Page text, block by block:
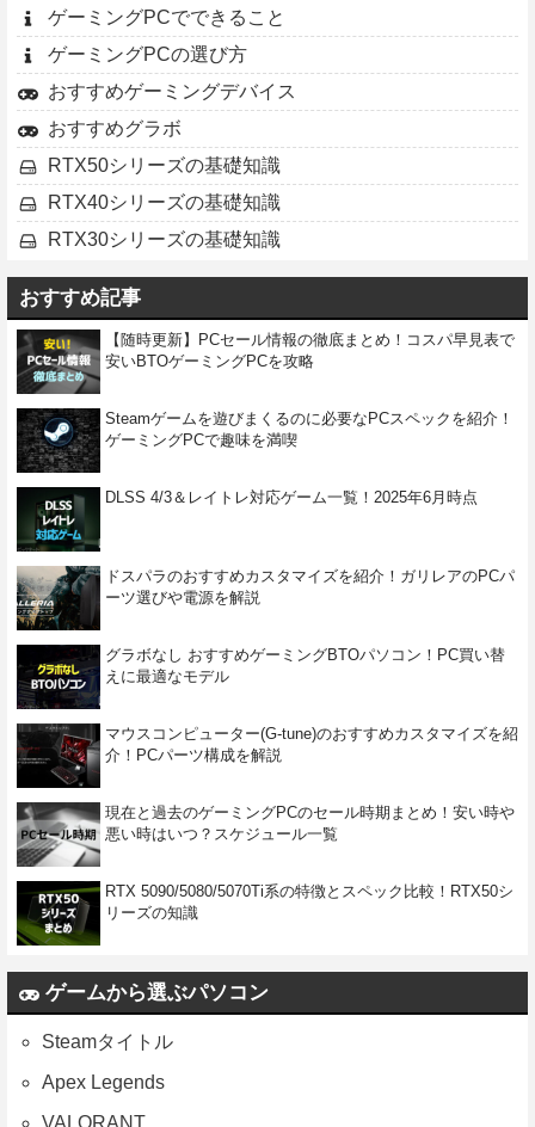
ゲーミングPCでできること
ゲーミングPCの選び方
おすすめゲーミングデバイス
おすすめグラボ
RTX50シリーズの基礎知識
RTX40シリーズの基礎知識
RTX30シリーズの基礎知識
おすすめ記事
【随時更新】PCセール情報の徹底まとめ！コスパ早見表で
安いBTOゲーミングPCを攻略
Steamゲームを遊びまくるのに必要なPCスペックを紹介！
ゲーミングPCで趣味を満喫
DLSS 4/3＆レイトレ対応ゲーム一覧！2025年6月時点
ドスパラのおすすめカスタマイズを紹介！ガリレアのPCパ
ーツ選びや電源を解説
グラボなし おすすめゲーミングBTOパソコン！PC買い替
えに最適なモデル
マウスコンピューター(G-tune)のおすすめカスタマイズを紹
介！PCパーツ構成を解説
現在と過去のゲーミングPCのセール時期まとめ！安い時や
悪い時はいつ？スケジュール一覧
RTX 5090/5080/5070Ti系の特徴とスペック比較！RTX50シ
リーズの知識
ゲームから選ぶパソコン
Steamタイトル
Apex Legends